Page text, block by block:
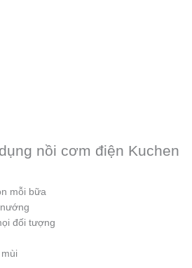
nồi cơm điện Kuchen
mỗi bữa
đối tượng